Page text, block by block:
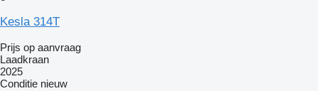
Kesla 314T
Prijs op aanvraag
Laadkraan
2025
Conditie nieuw